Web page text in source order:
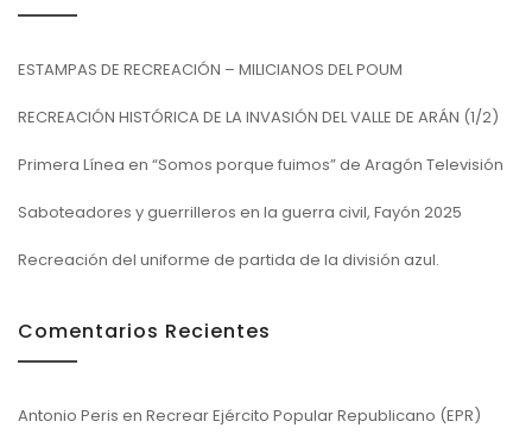
ESTAMPAS DE RECREACIÓN – MILICIANOS DEL POUM
RECREACIÓN HISTÓRICA DE LA INVASIÓN DEL VALLE DE ARÁN (1/2)
Primera Línea en “Somos porque fuimos” de Aragón Televisión
Saboteadores y guerrilleros en la guerra civil, Fayón 2025
Recreación del uniforme de partida de la división azul.
Comentarios Recientes
Antonio Peris en Recrear Ejército Popular Republicano (EPR)